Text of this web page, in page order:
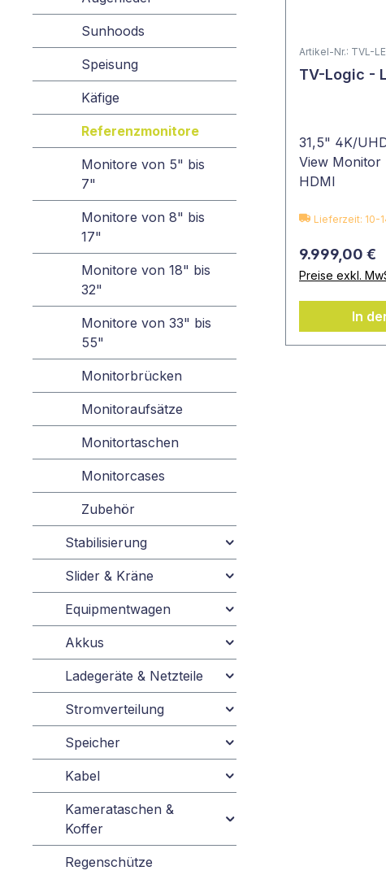
Sunhoods
Speisung
Käfige
Referenzmonitore
Monitore von 5" bis
7"
Monitore von 8" bis
17"
Monitore von 18" bis
32"
Monitore von 33" bis
55"
Monitorbrücken
Monitoraufsätze
Monitortaschen
Monitorcases
Zubehör
Stabilisierung
Slider & Kräne
Equipmentwagen
Akkus
Ladegeräte & Netzteile
Stromverteilung
Speicher
Kabel
Kamerataschen &
Koffer
Regenschütze
Artikel-Nr.: TVL-
TV-Logic -
31,5" 4K/
View Monitor
HDMI
Lieferzeit: 10-
9.999,00 €
Preise exkl.
In